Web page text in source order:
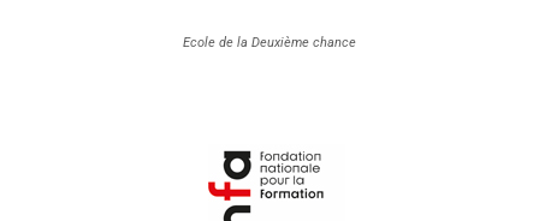
Ecole de la Deuxième chance